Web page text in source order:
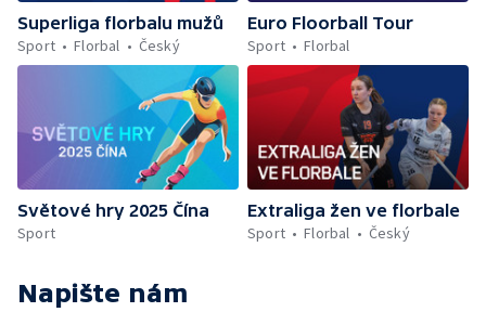
Superliga florbalu mužů
Sport
Florbal Český
Euro Floorball Tour
Sport
Florbal
Světové hry 2025 Čína
Sport
Extraliga žen ve florbale
Sport
Florbal Český
Napište nám